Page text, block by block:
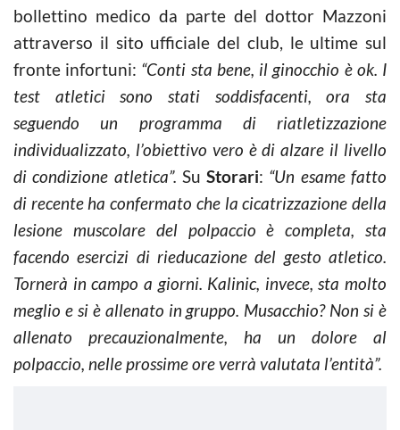
bollettino medico da parte del dottor Mazzoni
attraverso il sito ufficiale del club, le ultime sul
fronte infortuni: “Conti sta bene, il ginocchio è ok. I
test atletici sono stati soddisfacenti, ora sta
seguendo un programma di riatletizzazione
individualizzato, l’obiettivo vero è di alzare il livello
di condizione atletica”. SuStorari: “Un esame fatto
di recente ha confermato che la cicatrizzazione della
lesione muscolare del polpaccio è completa, sta
facendo esercizi di rieducazione del gesto atletico.
Tornerà in campo a giorni. Kalinic, invece, sta molto
meglio e si è allenato in gruppo. Musacchio? Non si è
allenato precauzionalmente, ha un dolore al
polpaccio, nelle prossime ore verrà valutata l’entità”.